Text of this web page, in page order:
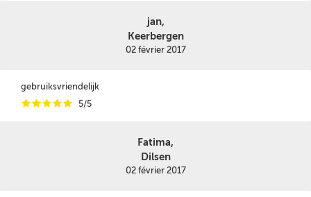
jan,
Keerbergen
02 février 2017
gebruiksvriendelijk
iiiii 5/5
Fatima,
Dilsen
02 février 2017